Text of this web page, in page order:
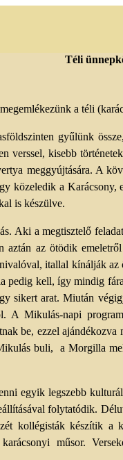
Téli
a téli
gyűlünk
kisebb
meggyújtására. A
közeledik a Karácsony,
is készülve.
Aki a megtisztelő
az ötödik
itallal kínálják
pedig kell, így mindig
sikert arat. Miután
A Mikulás-napi
be, ezzel
buli,
a Morgilla
egyik legszebb
folytatódik.
kollégisták készítik a
műsor.